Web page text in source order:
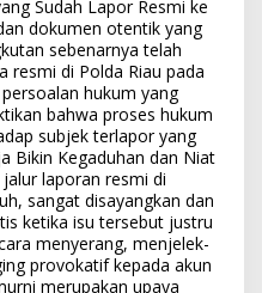
Sudah Lapor Resmi ke
dokumen otentik yang
sebenarnya telah
resmi di Polda Riau pada
hukum yang
bahwa proses hukum
subjek terlapor yang
Bikin Kegaduhan dan Niat
laporan resmi di
sangat disayangkan dan
ketika isu tersebut justru
menyerang, menjelek-
provokatif kepada akun
merupakan upaya